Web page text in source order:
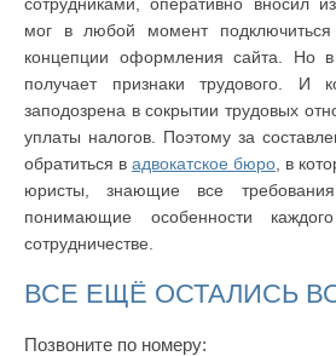
мог в любой момент
концепции оформления сайта. Но
получает признаки трудового. И
заподозрена в сокрытии трудовых
уплаты налогов. Поэтому за
обратиться в адвокатское бюро , в
юристы, знающие все требования
понимающие особенности
сотрудничестве.
ВСЕ ЕЩЁ ОСТАЛИСЬ
Позвоните по номеру: